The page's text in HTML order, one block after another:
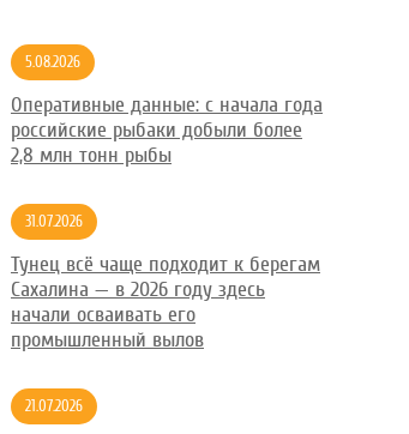
5.08.2026
Оперативные данные: с начала года
российские рыбаки добыли более
2,8 млн тонн рыбы
31.07.2026
Тунец всё чаще подходит к берегам
Сахалина — в 2026 году здесь
начали осваивать его
промышленный вылов
21.07.2026